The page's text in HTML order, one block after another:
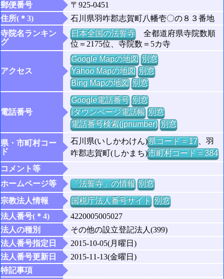
郵便番号
〒925-0451
住所(＊3)
石川県羽咋郡志賀町八幡壱〇の８３番地
寺院名ランキン
グ
日本全国の法誓寺全都道府県寺院数順
位＝2175位、寺院数＝5カ寺
アクセス
Google Mapの地図 別窓
Yahoo Mapの地図 別窓
Bing Mapの地図 別窓
電話番号
Google電話番号 別窓
iタウンページ電話帳 別窓
電話番号検索(jpnumber) 別窓
県・市町村コー
ド
石川県(いしかわけん)県コード = 17、羽
咋郡志賀町(しかまち)市町村コード = 384
コメント等
ホームページ等
「法誓寺」の情報 別窓
宗教法人情報
国税庁法人番号サイト 別窓
法人番号(＊4)
4220005005027
法人の種別
その他の設立登記法人(399)
法人番号指定日
2015-10-05(月曜日)
法人番号更新日
2015-11-13(金曜日)
特記事項